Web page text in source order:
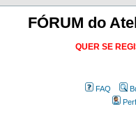
FÓRUM do
QUER SE
FAQ